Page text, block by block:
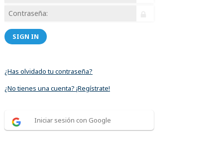
SIGN IN
¿Has olvidado tu contraseña?
¿No tienes una cuenta? ¡Regístrate!
Iniciar sesión con Google